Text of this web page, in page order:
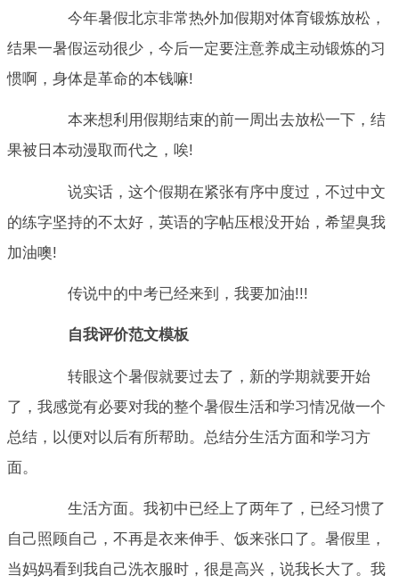
今年暑假北京非常热外加假期对体育锻炼放松，
结果一暑假运动很少，今后一定要注意养成主动锻炼的习
惯啊，身体是革命的本钱嘛!
本来想利用假期结束的前一周出去放松一下，结
果被日本动漫取而代之，唉!
说实话，这个假期在紧张有序中度过，不过中文
的练字坚持的不太好，英语的字帖压根没开始，希望臭我
加油噢!
传说中的中考已经来到，我要加油!!!
自我评价范文模板
转眼这个暑假就要过去了，新的学期就要开始
了，我感觉有必要对我的整个暑假生活和学习情况做一个
总结，以便对以后有所帮助。总结分生活方面和学习方
面。
生活方面。我初中已经上了两年了，已经习惯了
自己照顾自己，不再是衣来伸手、饭来张口了。暑假里，
当妈妈看到我自己洗衣服时，很是高兴，说我长大了。我